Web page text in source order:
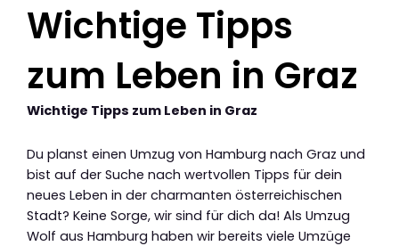
Wichtige Tipps
zum Leben in Graz
Wichtige Tipps zum Leben in Graz
Du planst einen Umzug von Hamburg nach Graz und
bist auf der Suche nach wertvollen Tipps für dein
neues Leben in der charmanten österreichischen
Stadt? Keine Sorge, wir sind für dich da! Als Umzug
Wolf aus Hamburg haben wir bereits viele Umzüge